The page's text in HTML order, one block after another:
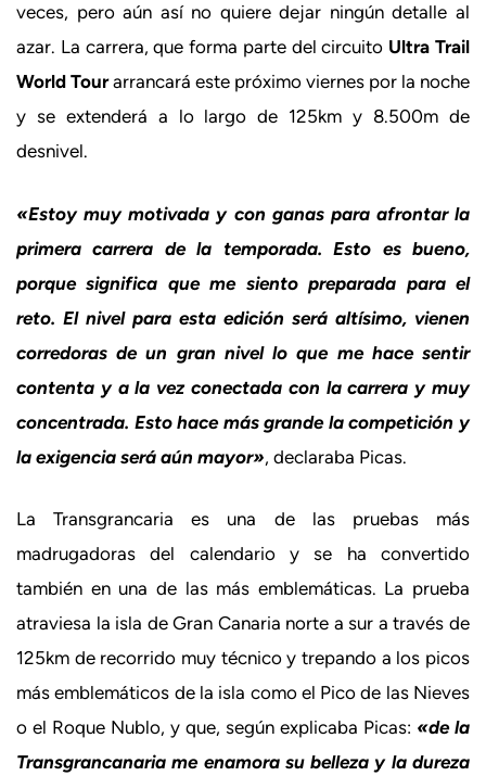
veces, pero aún así no quiere dejar ningún detalle al
azar. La carrera, que forma parte del circuito Ultra Trail
World Tourarrancará este próximo viernes por la noche
y se extenderá a lo largo de 125km y 8.500m de
desnivel.
«Estoy muy motivada y con ganas para afrontar la
primera carrera de la temporada. Esto es bueno,
porque significa que me siento preparada para el
reto. El nivel para esta edición será altísimo, vienen
corredoras de un gran nivel lo que me hace sentir
contenta y a la vez conectada con la carrera y muy
concentrada. Esto hace más grande la competición y
la exigencia será aún mayor», declaraba Picas.
La Transgrancaria es una de las pruebas más
madrugadoras del calendario y se ha convertido
también en una de las más emblemáticas. La prueba
atraviesa la isla de Gran Canaria norte a sur a través de
125km de recorrido muy técnico y trepando a los picos
más emblemáticos de la isla como el Pico de las Nieves
o el Roque Nublo, y que, según explicaba Picas: «de la
Transgrancanaria me enamora su belleza y la dureza